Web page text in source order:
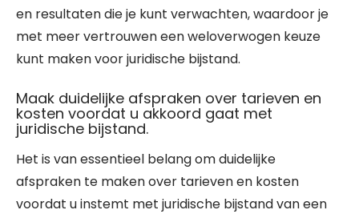
en resultaten die je kunt verwachten, waardoor je
met meer vertrouwen een weloverwogen keuze
kunt maken voor juridische bijstand.
Maak duidelijke afspraken over tarieven en
kosten voordat u akkoord gaat met
juridische bijstand.
Het is van essentieel belang om duidelijke
afspraken te maken over tarieven en kosten
voordat u instemt met juridische bijstand van een